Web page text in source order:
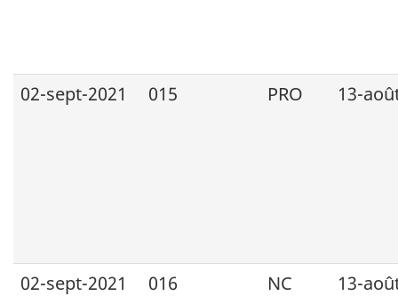
02-sept-2021 015 PRO 13-
02-sept-2021 016 NC 13-